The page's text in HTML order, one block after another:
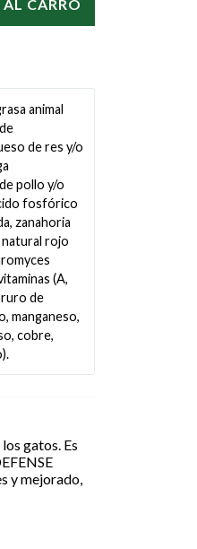
AL CARRO
animal
de res y/o
pollo y/o
fosfórico
zanahoria
rojo
(A,
de
manganeso,
cobre,
gatos. Es
y mejorado,